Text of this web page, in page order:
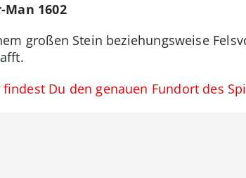
Man 1602
großen Stein beziehungsweise
findest Du den genauen Fundort des